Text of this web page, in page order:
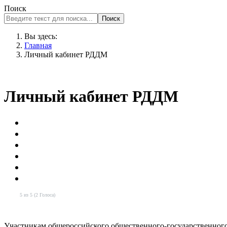
Поиск
Поиск
Вы здесь:
Главная
Личный кабинет РДДМ
Личный кабинет РДДМ
5 из 5 (2 Голоса)